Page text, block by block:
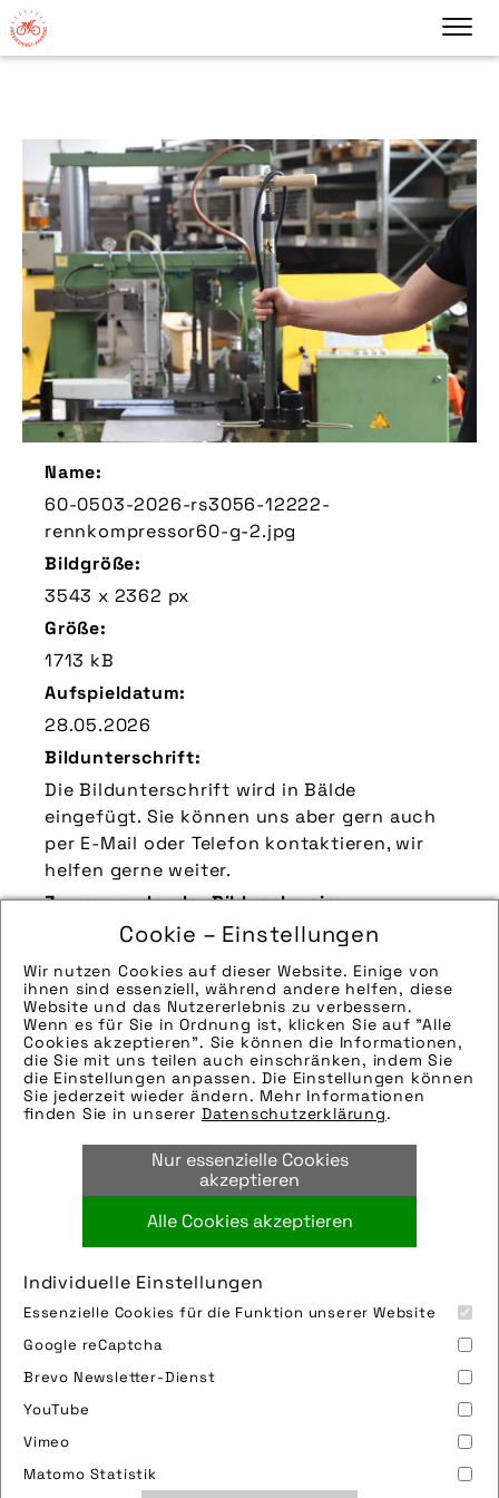
Cookie – Einstellungen
Wir nutzen Cookies auf dieser Website. Einige von
ihnen sind essenziell, während andere helfen, diese
Website und das Nutzererlebnis zu verbessern.
Wenn es für Sie in Ordnung ist, klicken Sie auf "Alle
Cookies akzeptieren". Sie können die Informationen,
die Sie mit uns teilen auch einschränken, indem Sie
die Einstellungen anpassen. Die Einstellungen können
Sie jederzeit wieder ändern. Mehr Informationen
finden Sie in unserer Datenschutzerklärung.
Nur essenzielle Cookies
akzeptieren
Alle Cookies akzeptieren
Individuelle Einstellungen
Essenzielle Cookies für die Funktion unserer Website
Google reCaptcha
Brevo Newsletter-Dienst
YouTube
Vimeo
Matomo Statistik
Name:
60-0503-2026-rs3056-12222-
rennkompressor60-g-2.jpg
Bildgröße:
3543 x 2362 px
Größe:
1713 kB
Aufspieldatum:
28.05.2026
Bildunterschrift:
Die Bildunterschrift wird in Bälde
eingefügt. Sie können uns aber gern auch
per E-Mail oder Telefon kontaktieren, wir
helfen gerne weiter.
Zu verwendender Bildnachweis:
Quelle/Source: „www.sks-germany.com |
pd-f“
Technik-Info:
Hinweise zur weiteren Recherche:
Modellname: Rennkompressor 60
Hersteller: SKS-Germany
Tags:
luftpumpe,sks germany,sks metaplast
scheffer-klute gmbh,standpumpe
Bild downloaden
Nutzungsbedingungen
Datenschutz